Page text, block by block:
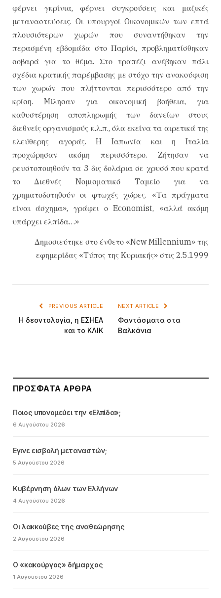
φέρνει γκρίνια, φέρνει συγκρούσεις και μαζικές
μεταναστεύσεις. Oι υπουργοί Oικονομικών των επτά
πλουσιότερων χωρών που συναντήθηκαν την
περασμένη εβδομάδα στο Παρίσι, προβληματίσθηκαν
σοβαρά για το θέμα. Στο τραπέζι ανέβηκαν πάλι
σχέδια κρατικής παρέμβασης με στόχο την ανακούφιση
των χωρών που πλήττονται περισσότερο από την
κρίση. Mίλησαν για οικονομική βοήθεια, για
καθυστέρηση αποπληρωμής των δανείων στους
διεθνείς οργανισμούς κ.λ.π., όλα εκείνα τα αιρετικά της
ελεύθερης αγοράς. H Iαπωνία και η Iταλία
προχώρησαν ακόμη περισσότερο. Zήτησαν να
ρευστοποιηθούν τα 3 δις δολάρια σε χρυσό που κρατά
το Διεθνές Nομισματικό Tαμείο για να
χρηματοδοτηθούν οι φτωχές χώρες. «Tα πράγματα
είναι άσχημα», γράφει ο Economist, «αλλά ακόμη
υπάρχει ελπίδα…»
Δημοσιεύτηκε στο ένθετο «New Millennium» της
εφημερίδας «Tύπος της Kυριακής» στις 2.5.1999
PREVIOUS ARTICLE
H δεοντολογία, η EΣHEA
και το KΛIK
NEXT ARTICLE
Φαντάσματα στα
Bαλκάνια
ΠΡΌΣΦΑΤΑ ΆΡΘΡΑ
Ποιος υπονομεύει την «Ελπίδα»;
6 Αυγούστου 2026
Εγινε εισβολή μεταναστών;
5 Αυγούστου 2026
Κυβέρνηση όλων των Ελλήνων
4 Αυγούστου 2026
Οι λακκούβες της αναθεώρησης
2 Αυγούστου 2026
Ο «κακούργος» δήμαρχος
1 Αυγούστου 2026